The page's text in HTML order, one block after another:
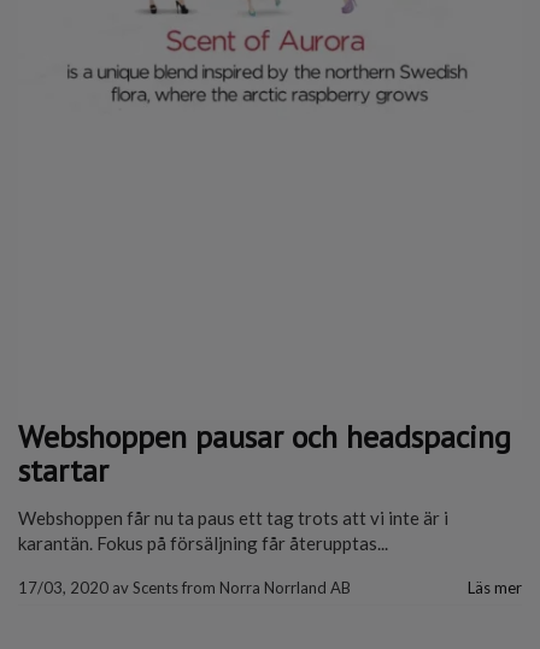
Webshoppen pausar och headspacing
startar
Webshoppen får nu ta paus ett tag trots att vi inte är i
karantän. Fokus på försäljning får återupptas...
17/03, 2020 avScents from Norra Norrland AB Läs mer